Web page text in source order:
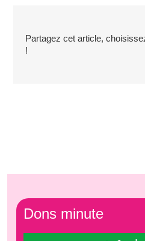
Partagez cet article,
!
Dons minute